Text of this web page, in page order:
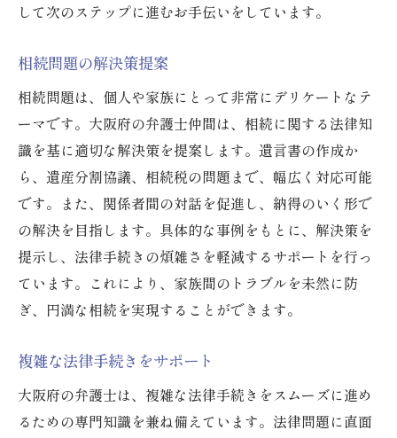
して次のステップに進むお手伝いをしています。
相続問題の解決策提案
相続問題は、個人や家族にとって非常にデリケートなテ
ーマです。大阪府の弁護士仲間は、相続に関する法律知
識を基に適切な解決策を提案します。遺言書の作成か
ら、遺産分割協議、相続税の問題まで、幅広く対応可能
です。また、関係者間の対話を促進し、納得のいく形で
の解決を目指します。具体的な事例をもとに、解決策を
提示し、法律手続きの煩雑さを軽減するサポートを行っ
ています。これにより、家族間のトラブルを未然に防
ぎ、円満な相続を実現することができます。
複雑な法律手続きをサポート
大阪府の弁護士は、複雑な法律手続きをスムーズに進め
るための専門知識を兼ね備えています。法律問題に直面